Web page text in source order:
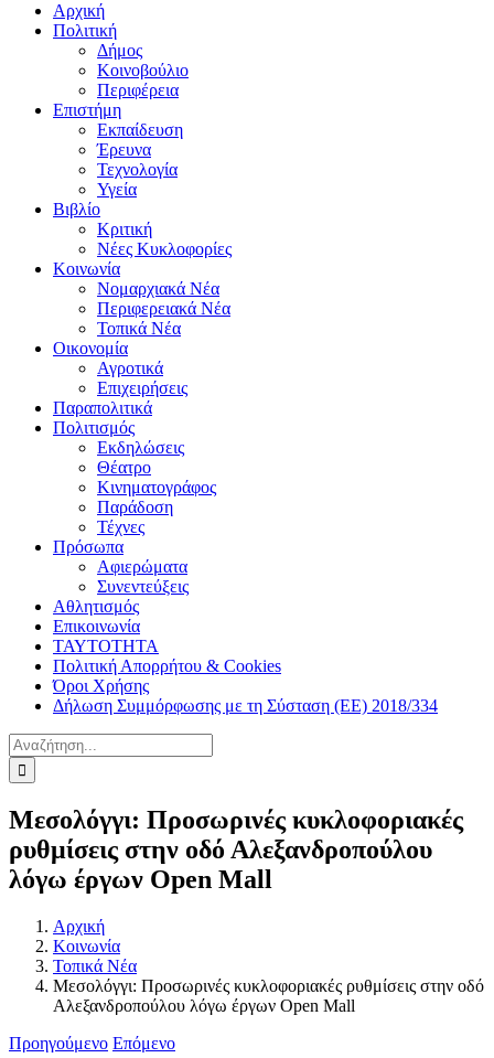
Αρχική
Πολιτική
Δήμος
Κοινοβούλιο
Περιφέρεια
Επιστήμη
Εκπαίδευση
Έρευνα
Τεχνολογία
Υγεία
Βιβλίο
Κριτική
Νέες Κυκλοφορίες
Κοινωνία
Νομαρχιακά Νέα
Περιφερειακά Νέα
Τοπικά Νέα
Οικονομία
Αγροτικά
Επιχειρήσεις
Παραπολιτικά
Πολιτισμός
Εκδηλώσεις
Θέατρο
Κινηματογράφος
Παράδοση
Τέχνες
Πρόσωπα
Αφιερώματα
Συνεντεύξεις
Αθλητισμός
Επικοινωνία
ΤΑΥΤΟΤΗΤΑ
Πολιτική Απορρήτου & Cookies
Όροι Χρήσης
Δήλωση Συμμόρφωσης με τη Σύσταση (ΕΕ) 2018/334
Αναζήτηση
για:
Μεσολόγγι: Προσωρινές κυκλοφοριακές
ρυθμίσεις στην οδό Αλεξανδροπούλου
λόγω έργων Open Mall
Αρχική
Κοινωνία
Τοπικά Νέα
Μεσολόγγι: Προσωρινές κυκλοφοριακές ρυθμίσεις στην οδό
Αλεξανδροπούλου λόγω έργων Open Mall
Προηγούμενο Επόμενο